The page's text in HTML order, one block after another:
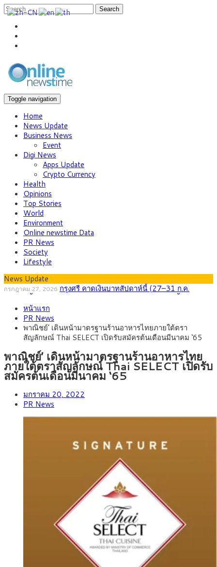
Search
Toggle navigation
Home
News Update
Business News
Event
Digi News
Apps Update
Crypto Currency
Health
Opinions
Top Stories
World
Environment
Online newstime Data
PR News
Society
Lifestyle
News Update
กรกฎาคม 27, 2026 กรุงศรี คาดเงินบาทสัปดาห์นี้ (27–31 ก.ค.
หน้ารถไฟฟ้าสงขลา โมโนเรล 12.54 กม. เชื่อมเมืองหาดใหญ่
สิงหาคม 4, 2026
หัวเพียง 2,618 บาท เสนอทบทวนจัดสรรงบให้สอดคล้องภาระงาน
จริง
สิงหาคม 3, 2026 กรุงศรี คาดเงินบาทสัปดาห์นี้ซื้อขายในกรอบ
33.00-33.60 ติดตามข้อมูลจ้างงานสหรัฐฯ
สิงหาคม 1, 2026 “เอกนิติ” เปิดเครื่องยนต์เศรษฐกิจใหม่ของไทย เดิน
หน้า 5 ยุทธศาสตร์ รื้อโครงสร้างเศรษฐกิจ ดันไทยโตเต็มศักยภาพ
กรกฎาคม 27, 2026
ภัยเงียบใกล้ตัวเด็ก LSD “แสตมป์เมา” ยาเสพติด
ลายการ์ตูน กรมศุลกากร เตือนผู้ปกครองเฝ้าระวัง หลังยึดล็อตใหญ่
จากเยอรมนี
หน้าแรก
PR News
พาณิชย์’ เดินหน้ามาตรฐานร้านอาหารไทยภายใต้ตรา
สัญลักษณ์ Thai SELECT เปิดรับสมัครต้นเดือนมีนาคม ‘65
พาณิชย์’ เดินหน้ามาตรฐานร้านอาหารไทย
ภายใต้ตราสัญลักษณ์ Thai SELECT เปิดรับ
สมัครต้นเดือนมีนาคม ‘65
มกราคม 20, 2022
PR News